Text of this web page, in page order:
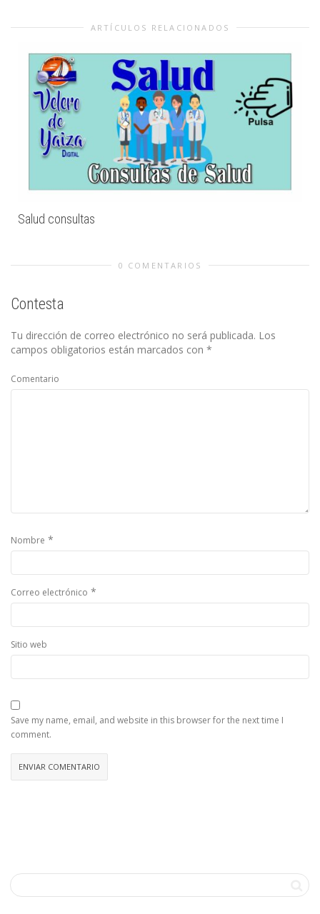
ARTÍCULOS RELACIONADOS
Salud consultas
0 COMENTARIOS
Contesta
Tu dirección de correo electrónico no será publicada. Los
campos obligatorios están marcados con *
Comentario
Nombre *
Correo electrónico *
Sitio web
Save my name, email, and website in this browser for the next time I
comment.